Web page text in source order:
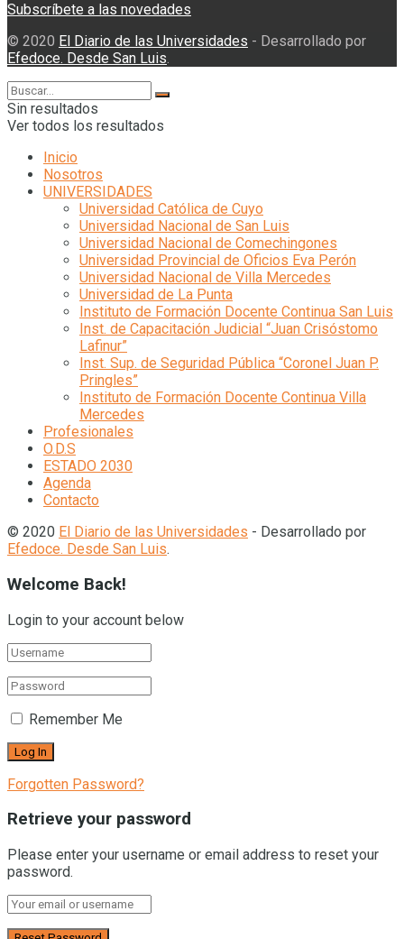
Subscríbete a las novedades
© 2020 El Diario de las Universidades - Desarrollado por
Efedoce. Desde San Luis.
Sin resultados
Ver todos los resultados
Inicio
Nosotros
UNIVERSIDADES
Universidad Católica de Cuyo
Universidad Nacional de San Luis
Universidad Nacional de Comechingones
Universidad Provincial de Oficios Eva Perón
Universidad Nacional de Villa Mercedes
Universidad de La Punta
Instituto de Formación Docente Continua San Luis
Inst. de Capacitación Judicial “Juan Crisóstomo
Lafinur”
Inst. Sup. de Seguridad Pública “Coronel Juan P.
Pringles”
Instituto de Formación Docente Continua Villa
Mercedes
Profesionales
O.D.S
ESTADO 2030
Agenda
Contacto
© 2020 El Diario de las Universidades - Desarrollado por
Efedoce. Desde San Luis.
Welcome Back!
Login to your account below
Remember Me
Forgotten Password?
Retrieve your password
Please enter your username or email address to reset your
password.